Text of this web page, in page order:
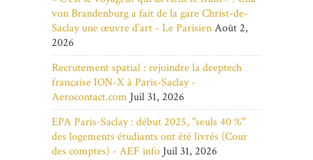
von Brandenburg a fait de la gare Christ-de-
Saclay une œuvre d’art - Le ParisienAoût 2,
2026
Recrutement spatial : rejoindre la deeptech
française ION-X à Paris-Saclay -
Aerocontact.com Juil 31, 2026
EPA Paris-Saclay : début 2025, "seuls 40 %"
des logements étudiants ont été livrés (Cour
des comptes) - AEF info Juil 31, 2026